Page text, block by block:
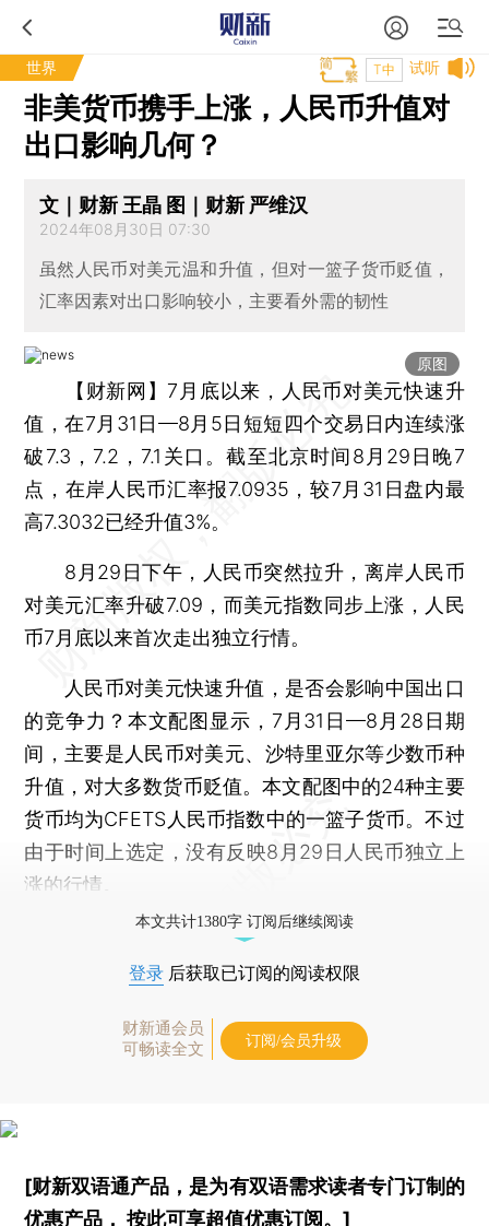
世界 试听
T中
非美货币携手上涨，人民币升值对
出口影响几何？
文｜财新 王晶 图｜财新 严维汉
2024年08月30日 07:30
虽然人民币对美元温和升值，但对一篮子货币贬值，
汇率因素对出口影响较小，主要看外需的韧性
原图
【财新网】 7月底以来，人民币对美元快速升
值，在7月31日—8月5日短短四个交易日内连续涨
破7.3，7.2，7.1关口。截至北京时间8月29日晚7
点，在岸人民币汇率报7.0935，较7月31日盘内最
高7.3032已经升值3%。
8月29日下午，人民币突然拉升，离岸人民币
对美元汇率升破7.09，而美元指数同步上涨，人民
币7月底以来首次走出独立行情。
人民币对美元快速升值，是否会影响中国出口
的竞争力？本文配图显示，7月31日—8月28日期
间，主要是人民币对美元、沙特里亚尔等少数币种
升值，对大多数货币贬值。本文配图中的24种主要
货币均为CFETS人民币指数中的一篮子货币。不过
由于时间上选定，没有反映8月29日人民币独立上
涨的行情。
本文共计1380字 订阅后继续阅读
登录 后获取已订阅的阅读权限
财新通会员
可畅读全文
订阅/会员升级
[财新双语通产品，是为有双语需求读者专门订制的
优惠产品，按此可享超值优惠订阅 。]